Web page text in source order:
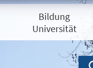
Bildung
Universität